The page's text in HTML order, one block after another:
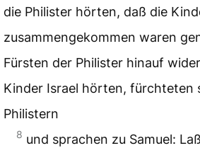
die Philister hörten, daß die
zusammengekommen waren
Fürsten der Philister hinauf
Kinder Israel hörten, fürchteten
Philistern
8 und sprachen zu Samuel: